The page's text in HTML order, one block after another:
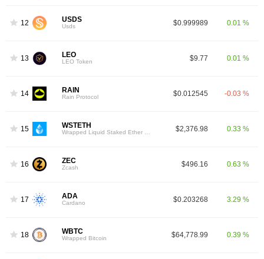
12 USDS
Usds $0.999989 0.01 %
13 LEO
LEO Token $9.77 0.01 %
14 RAIN
Rain Protocol $0.012545 -0.03 %
15 WSTETH $2,376.98 0.33 %
16 ZEC
Zcash $496.16 0.63 %
17 ADA
Cardano $0.203268 3.29 %
18 WBTC
Wrapped Bitcoin $64,778.99 0.39 %